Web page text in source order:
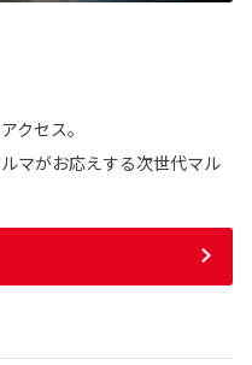
クセス。
マがお応えする次世代マル